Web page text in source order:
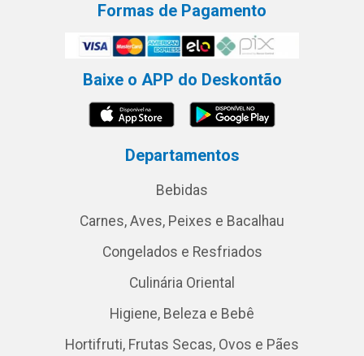
Formas de Pagamento
Baixe o APP do Deskontão
Departamentos
Bebidas
Carnes, Aves, Peixes e Bacalhau
Congelados e Resfriados
Culinária Oriental
Higiene, Beleza e Bebê
Hortifruti, Frutas Secas, Ovos e Pães